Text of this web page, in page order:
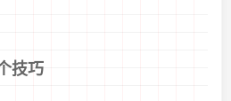
技巧